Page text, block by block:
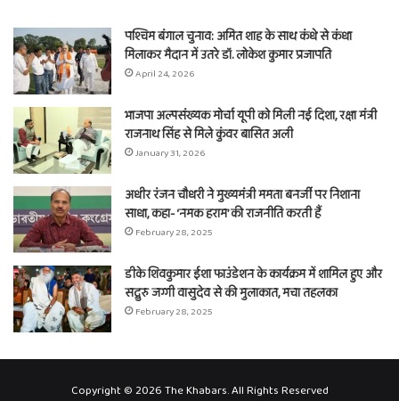
पश्चिम बंगाल चुनाव: अमित शाह के साथ कंधे से कंधा
मिलाकर मैदान में उतरे डॉ. लोकेश कुमार प्रजापति
April 24, 2026
भाजपा अल्पसंख्यक मोर्चा यूपी को मिली नई दिशा, रक्षा मंत्री
राजनाथ सिंह से मिले कुंवर बासित अली
January 31, 2026
अधीर रंजन चौधरी ने मुख्यमंत्री ममता बनर्जी पर निशाना
साधा, कहा- ‘नमक हराम’ की राजनीति करती हैं
February 28, 2025
डीके शिवकुमार ईशा फाउंडेशन के कार्यक्रम में शामिल हुए और
सद्गुरु जग्गी वासुदेव से की मुलाकात, मचा तहलका
February 28, 2025
Copyright © 2026 The Khabars. All Rights Reserved